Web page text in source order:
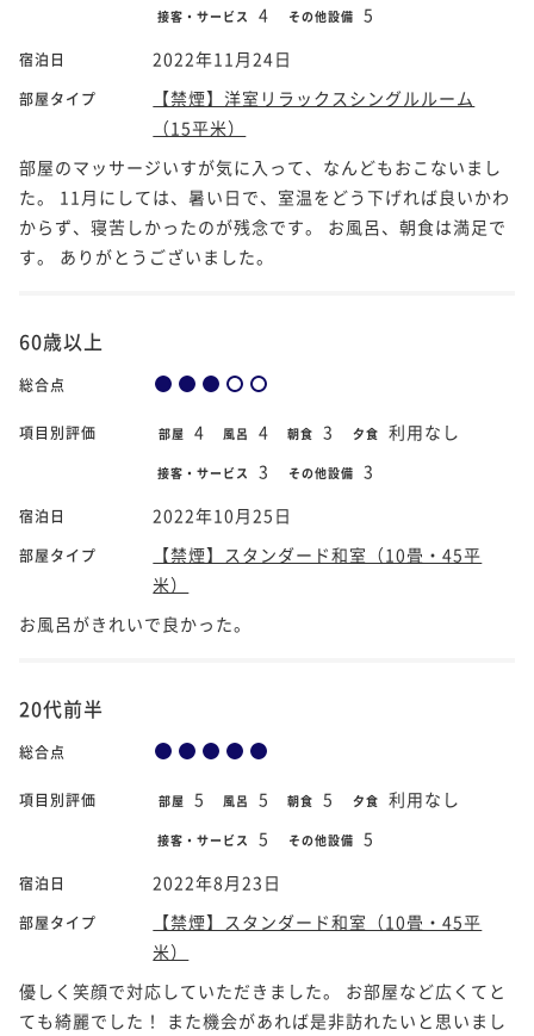
接客・サービス 4 その他設備 5
宿泊日 2022年11月24日
部屋タイプ
【禁煙】洋室リラックスシングルルーム
（15平米）
部屋のマッサージいすが気に入って、なんどもおこないまし
た。 11月にしては、暑い日で、室温をどう下げれば良いかわ
からず、寝苦しかったのが残念です。 お風呂、朝食は満足で
す。 ありがとうございました。
60歳以上
総合点
項目別評価 部屋 4 風呂 4 朝食 3 夕食 利用なし
接客・サービス 3 その他設備 3
宿泊日 2022年10月25日
部屋タイプ
【禁煙】スタンダード和室（10畳・45平
米）
お風呂がきれいで良かった。
20代前半
総合点
項目別評価 部屋 5 風呂 5 朝食 5 夕食 利用なし
接客・サービス 5 その他設備 5
宿泊日 2022年8月23日
部屋タイプ
【禁煙】スタンダード和室（10畳・45平
米）
優しく笑顔で対応していただきました。 お部屋など広くてと
ても綺麗でした！ また機会があれば是非訪れたいと思いまし